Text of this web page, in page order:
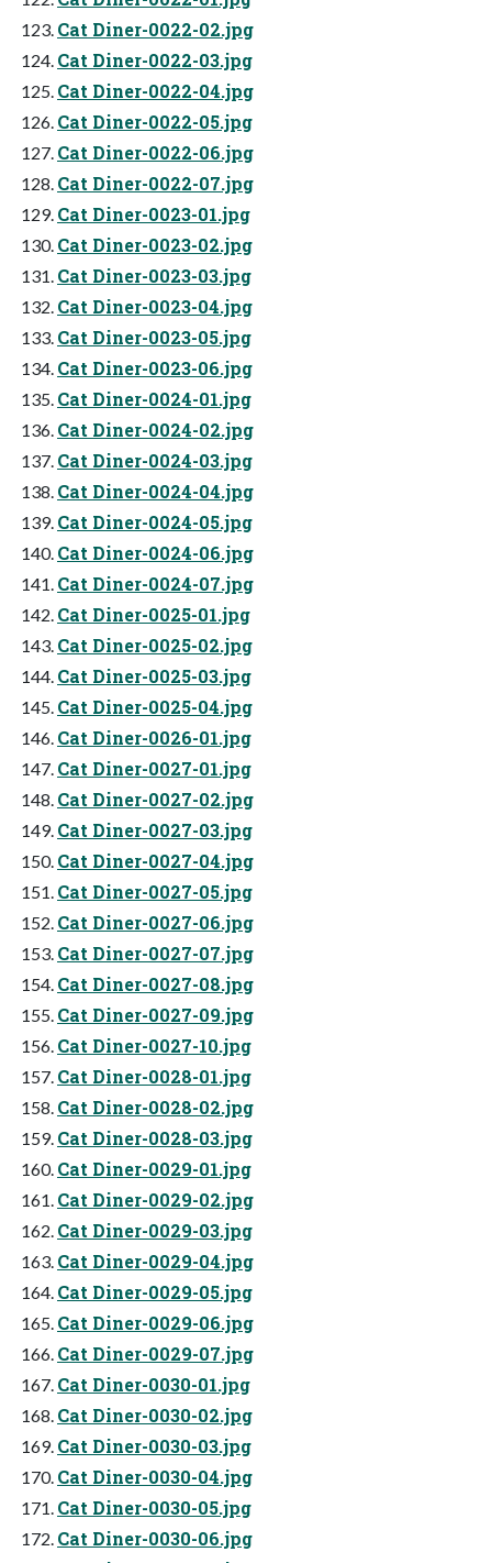
Cat Diner-0022-02.jpg
Cat Diner-0022-03.jpg
Cat Diner-0022-04.jpg
Cat Diner-0022-05.jpg
Cat Diner-0022-06.jpg
Cat Diner-0022-07.jpg
Cat Diner-0023-01.jpg
Cat Diner-0023-02.jpg
Cat Diner-0023-03.jpg
Cat Diner-0023-04.jpg
Cat Diner-0023-05.jpg
Cat Diner-0023-06.jpg
Cat Diner-0024-01.jpg
Cat Diner-0024-02.jpg
Cat Diner-0024-03.jpg
Cat Diner-0024-04.jpg
Cat Diner-0024-05.jpg
Cat Diner-0024-06.jpg
Cat Diner-0024-07.jpg
Cat Diner-0025-01.jpg
Cat Diner-0025-02.jpg
Cat Diner-0025-03.jpg
Cat Diner-0025-04.jpg
Cat Diner-0026-01.jpg
Cat Diner-0027-01.jpg
Cat Diner-0027-02.jpg
Cat Diner-0027-03.jpg
Cat Diner-0027-04.jpg
Cat Diner-0027-05.jpg
Cat Diner-0027-06.jpg
Cat Diner-0027-07.jpg
Cat Diner-0027-08.jpg
Cat Diner-0027-09.jpg
Cat Diner-0027-10.jpg
Cat Diner-0028-01.jpg
Cat Diner-0028-02.jpg
Cat Diner-0028-03.jpg
Cat Diner-0029-01.jpg
Cat Diner-0029-02.jpg
Cat Diner-0029-03.jpg
Cat Diner-0029-04.jpg
Cat Diner-0029-05.jpg
Cat Diner-0029-06.jpg
Cat Diner-0029-07.jpg
Cat Diner-0030-01.jpg
Cat Diner-0030-02.jpg
Cat Diner-0030-03.jpg
Cat Diner-0030-04.jpg
Cat Diner-0030-05.jpg
Cat Diner-0030-06.jpg